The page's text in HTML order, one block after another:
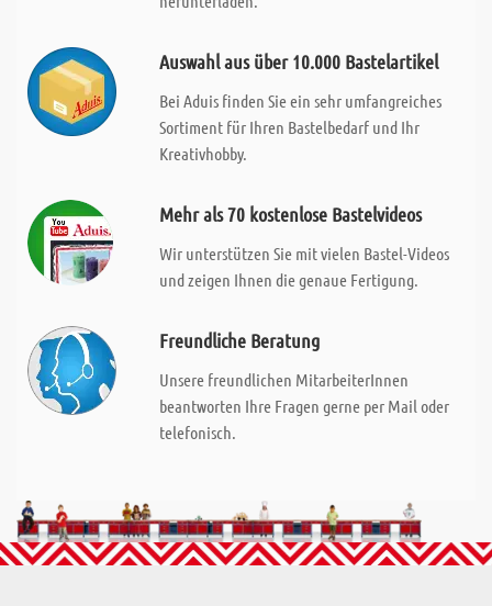
Auswahl aus über 10.000 Bastelartikel
Bei Aduis finden Sie ein sehr umfangreiches
Sortiment für Ihren Bastelbedarf und Ihr
Kreativhobby.
Mehr als 70 kostenlose Bastelvideos
Wir unterstützen Sie mit vielen Bastel-Videos
und zeigen Ihnen die genaue Fertigung.
Freundliche Beratung
Unsere freundlichen MitarbeiterInnen
beantworten Ihre Fragen gerne per Mail oder
telefonisch.